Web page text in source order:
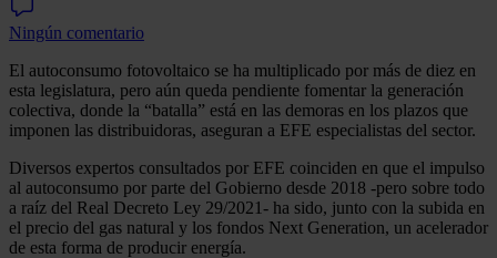
Ningún comentario
El autoconsumo fotovoltaico se ha multiplicado por más de diez en
esta legislatura, pero aún queda pendiente fomentar la generación
colectiva, donde la “batalla” está en las demoras en los plazos que
imponen las distribuidoras, aseguran a EFE especialistas del sector.
Diversos expertos consultados por EFE coinciden en que el impulso
al autoconsumo por parte del Gobierno desde 2018 -pero sobre todo
a raíz del Real Decreto Ley 29/2021- ha sido, junto con la subida en
el precio del gas natural y los fondos Next Generation, un acelerador
de esta forma de producir energía.